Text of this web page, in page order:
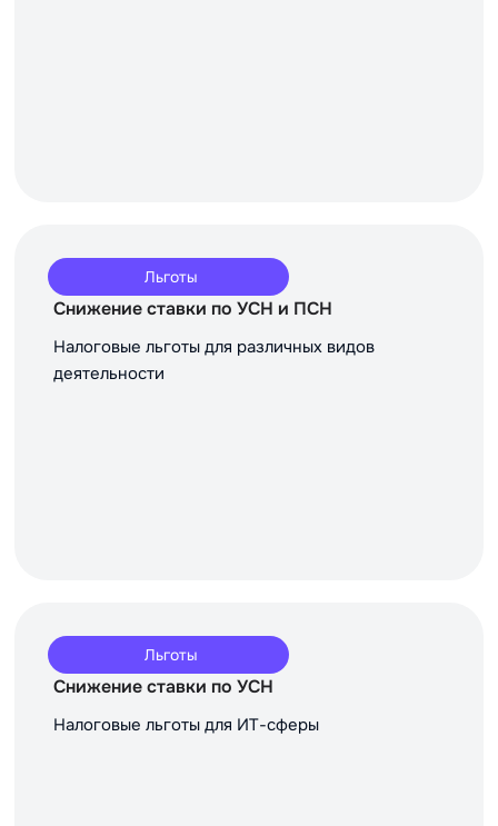
Льготы
Снижение ставки по УСН и ПСН
Налоговые льготы для различных видов
деятельности
Льготы
Снижение ставки по УСН
Налоговые льготы для ИТ-сферы